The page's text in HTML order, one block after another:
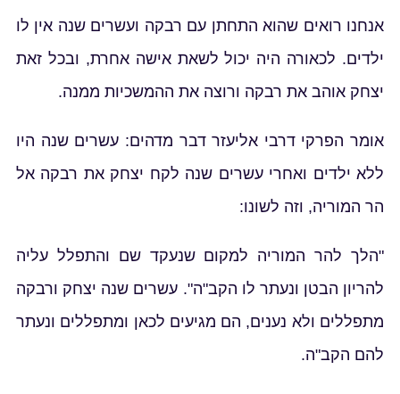
אנחנו רואים שהוא התחתן עם רבקה ועשרים שנה אין לו
ילדים. לכאורה היה יכול לשאת אישה אחרת, ובכל זאת
יצחק אוהב את רבקה ורוצה את ההמשכיות ממנה.
אומר הפרקי דרבי אליעזר דבר מדהים: עשרים שנה היו
ללא ילדים ואחרי עשרים שנה לקח יצחק את רבקה אל
הר המוריה, וזה לשונו:
"הלך להר המוריה למקום שנעקד שם והתפלל עליה
להריון הבטן ונעתר לו הקב"ה". עשרים שנה יצחק ורבקה
מתפללים ולא נענים, הם מגיעים לכאן ומתפללים ונעתר
להם הקב"ה.